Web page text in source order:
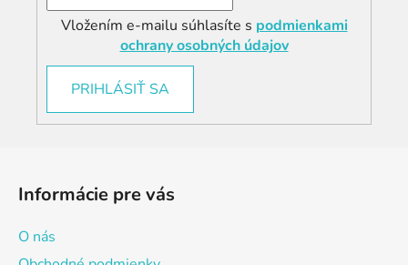
ý
p
Vložením e-mailu súhlasíte s podmienkami
ochrany osobných údajov
PRIHLÁSIŤ SA
Informácie pre vás
O nás